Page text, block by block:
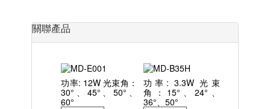
關聯產品
功率: 12W 光束角：
30°、45°、50°、
60°
功率: 3.3W 光束
角：15°、24°、
36°、50°